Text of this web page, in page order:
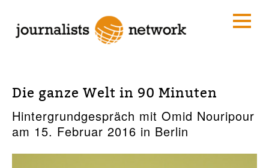
Die ganze Welt in 90 Minuten
Hintergrundgespräch mit Omid Nouripour
am 15. Februar 2016 in Berlin